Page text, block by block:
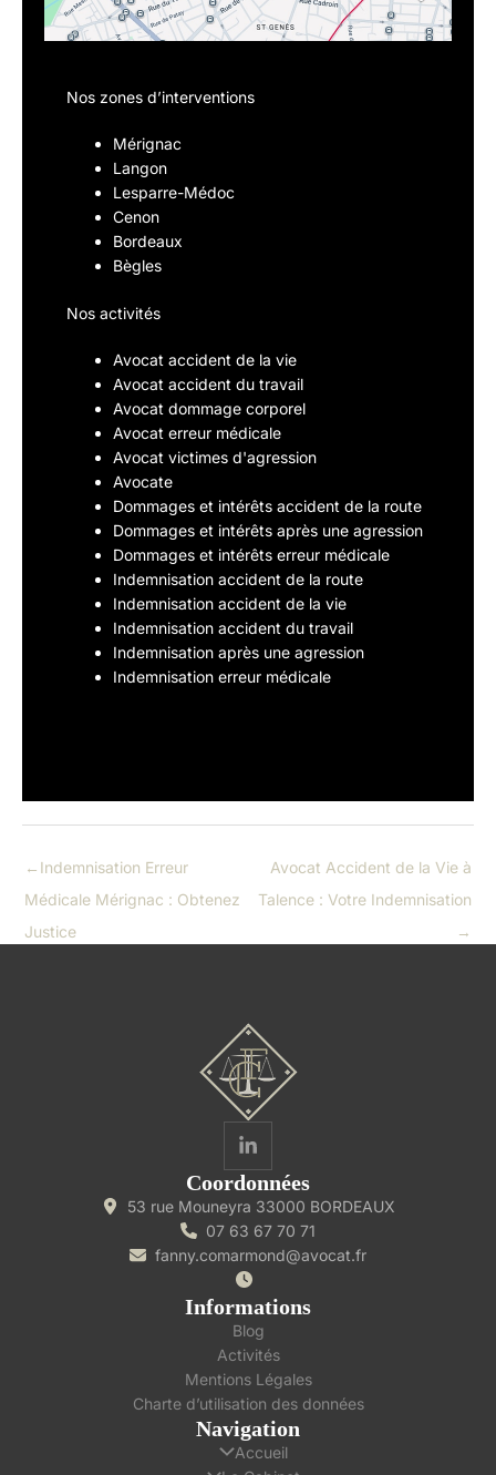
Nos zones d’interventions
Mérignac
Langon
Lesparre-Médoc
Cenon
Bordeaux
Bègles
Nos activités
Avocat accident de la vie
Avocat accident du travail
Avocat dommage corporel
Avocat erreur médicale
Avocat victimes d'agression
Avocate
Dommages et intérêts accident de la route
Dommages et intérêts après une agression
Dommages et intérêts erreur médicale
Indemnisation accident de la route
Indemnisation accident de la vie
Indemnisation accident du travail
Indemnisation après une agression
Indemnisation erreur médicale
← Indemnisation Erreur
Médicale Mérignac : Obtenez
Justice
Avocat Accident de la Vie à
Talence : Votre Indemnisation
→
Coordonnées
53 rue Mouneyra 33000 BORDEAUX
07 63 67 70 71
fanny.comarmond@avocat.fr
Informations
Blog
Activités
Mentions Légales
Charte d’utilisation des données
Navigation
Accueil